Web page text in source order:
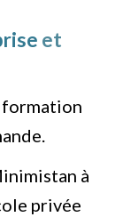
et
formation
à
privée